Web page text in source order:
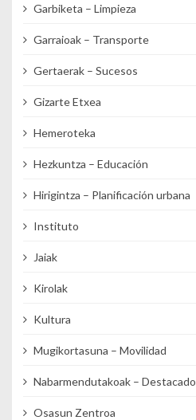
Garbiketa – Limpieza
Garraioak – Transporte
Gertaerak – Sucesos
Gizarte Etxea
Hemeroteka
Hezkuntza – Educación
Hirigintza – Planificación urbana
Instituto
Jaiak
Kirolak
Kultura
Mugikortasuna – Movilidad
Nabarmendutakoak – Destacado
Osasun Zentroa